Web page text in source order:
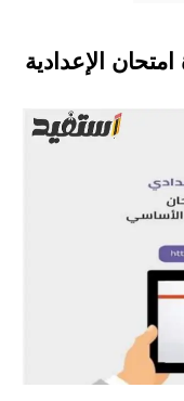
الإعدادية